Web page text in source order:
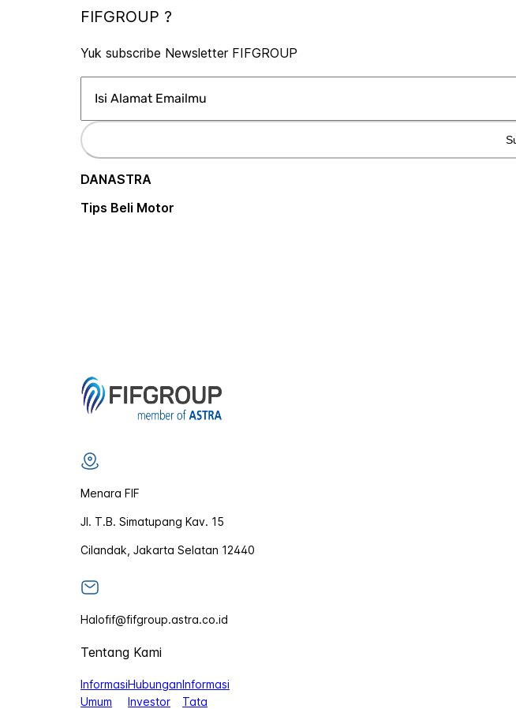
FIFGROUP ?
Yuk subscribe Newsletter FIFGROUP
DANASTRA
Tips Beli Motor
Menara FIF
Jl. T.B. Simatupang Kav. 15
Cilandak, Jakarta Selatan 12440
Halofif@fifgroup.astra.co.id
Tentang Kami
Informasi
Umum
Hubungan
Investor
Informasi
Tata